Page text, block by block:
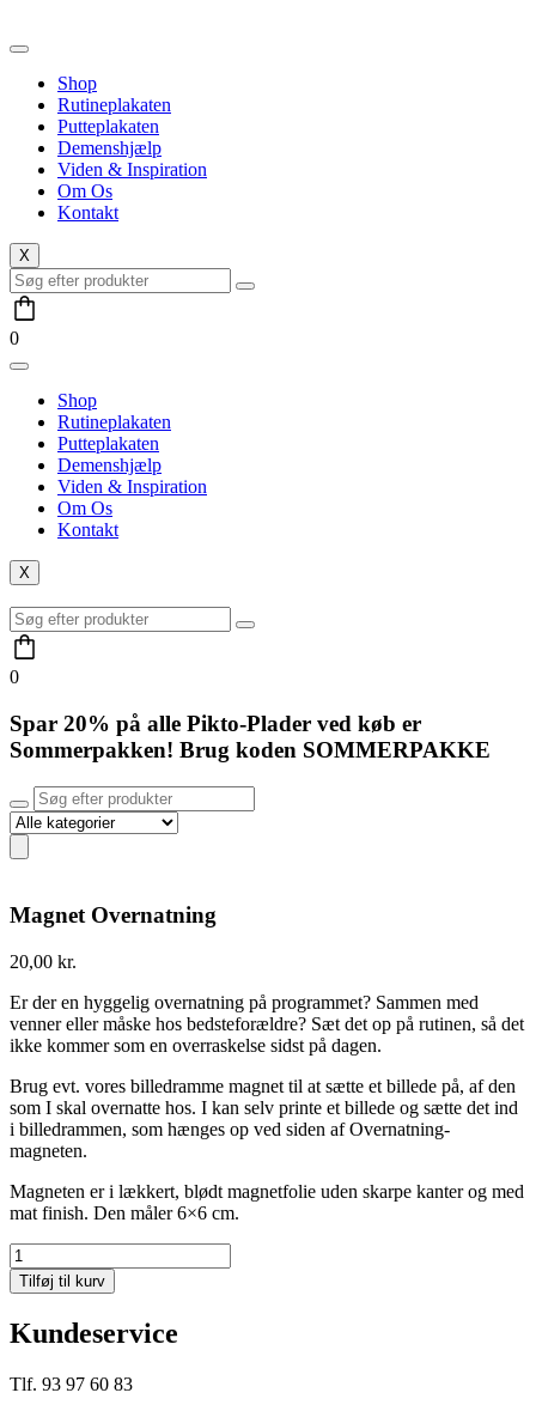
Shop
Rutineplakaten
Putteplakaten
Demenshjælp
Viden & Inspiration
Om Os
Kontakt
X
0
Shop
Rutineplakaten
Putteplakaten
Demenshjælp
Viden & Inspiration
Om Os
Kontakt
X
0
Spar 20% på alle Pikto-Plader ved køb er
Sommerpakken! Brug koden SOMMERPAKKE
Magnet Overnatning
20,00 kr.
Er der en hyggelig overnatning på programmet? Sammen med
venner eller måske hos bedsteforældre? Sæt det op på rutinen, så det
ikke kommer som en overraskelse sidst på dagen.
Brug evt. vores billedramme magnet til at sætte et billede på, af den
som I skal overnatte hos. I kan selv printe et billede og sætte det ind
i billedrammen, som hænges op ved siden af Overnatning-
magneten.
Magneten er i lækkert, blødt magnetfolie uden skarpe kanter og med
mat finish. Den måler 6×6 cm.
Magnet
Overnatning
antal
Tilføj til kurv
Kundeservice
Tlf. 93 97 60 83